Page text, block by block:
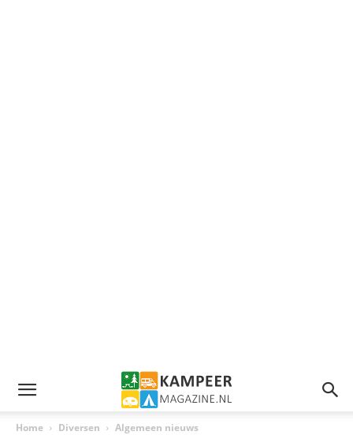
Home Diversen Algemeen nieuws